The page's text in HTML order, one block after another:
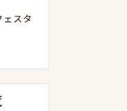
ェスタ